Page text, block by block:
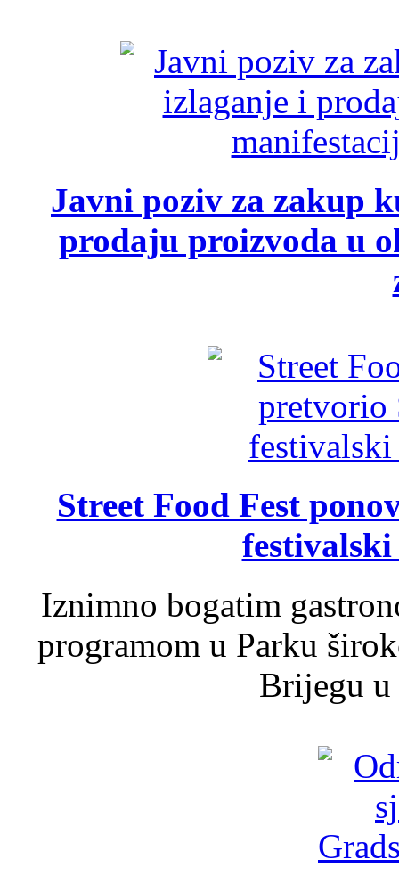
Javni poziv za zakup
prodaju proizvoda u
Street Food Fest
Iznimno bogatim
programom u Parku
Brijegu u